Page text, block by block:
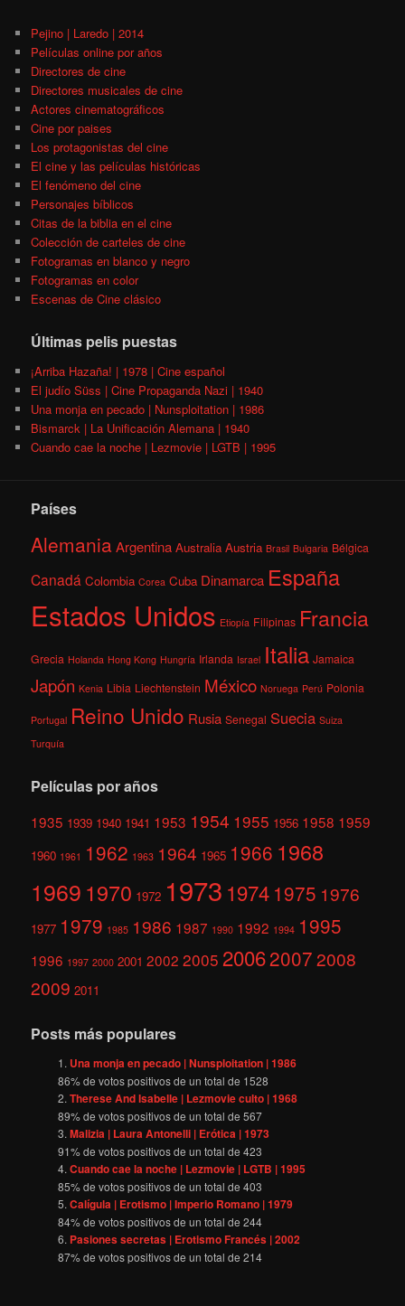
Pejino | Laredo | 2014
Películas online por años
Directores de cine
Directores musicales de cine
Actores cinematográficos
Cine por paises
Los protagonistas del cine
El cine y las películas históricas
El fenómeno del cine
Personajes bíblicos
Citas de la biblia en el cine
Colección de carteles de cine
Fotogramas en blanco y negro
Fotogramas en color
Escenas de Cine clásico
Últimas pelis puestas
¡Arriba Hazaña! | 1978 | Cine español
El judío Süss | Cine Propaganda Nazi | 1940
Una monja en pecado | Nunsploitation | 1986
Bismarck | La Unificación Alemana | 1940
Cuando cae la noche | Lezmovie | LGTB | 1995
Países
AlemaniaArgentina Australia Austria Brasil Bulgaria Bélgica
Canadá Colombia Corea Cuba Dinamarca España
Estados Unidos Etiopía Filipinas Francia
Grecia Holanda Hong Kong Hungría Irlanda Israel Italia Jamaica
Japón Kenia Libia Liechtenstein México Noruega Perú Polonia
Portugal Reino Unido Rusia Senegal Suecia Suiza
Turquía
Películas por años
1935 1939 1940 1941 1953 1954 1955 1956 1958 1959
1960 1961 1962 1963 1964 1965 1966 1968
1969 1970 1972 1973 1974 1975 1976
1977 1979 1985 1986 1987 1990 1992 1994 1995
1996 1997 2000 2001 2002 2005 200620072008
2009 2011
Posts más populares
Una monja en pecado | Nunsploitation | 1986
86% de votos positivos de un total de 1528
Therese And Isabelle | Lezmovie culto | 1968
89% de votos positivos de un total de567
Malizia | Laura Antonelli | Erótica | 1973
91% de votos positivos de un total de423
Cuando cae la noche | Lezmovie | LGTB | 1995
85% de votos positivos de un total de403
Calígula | Erotismo | Imperio Romano | 1979
84% de votos positivos de un total de244
Pasiones secretas | Erotismo Francés | 2002
87% de votos positivos de un total de214